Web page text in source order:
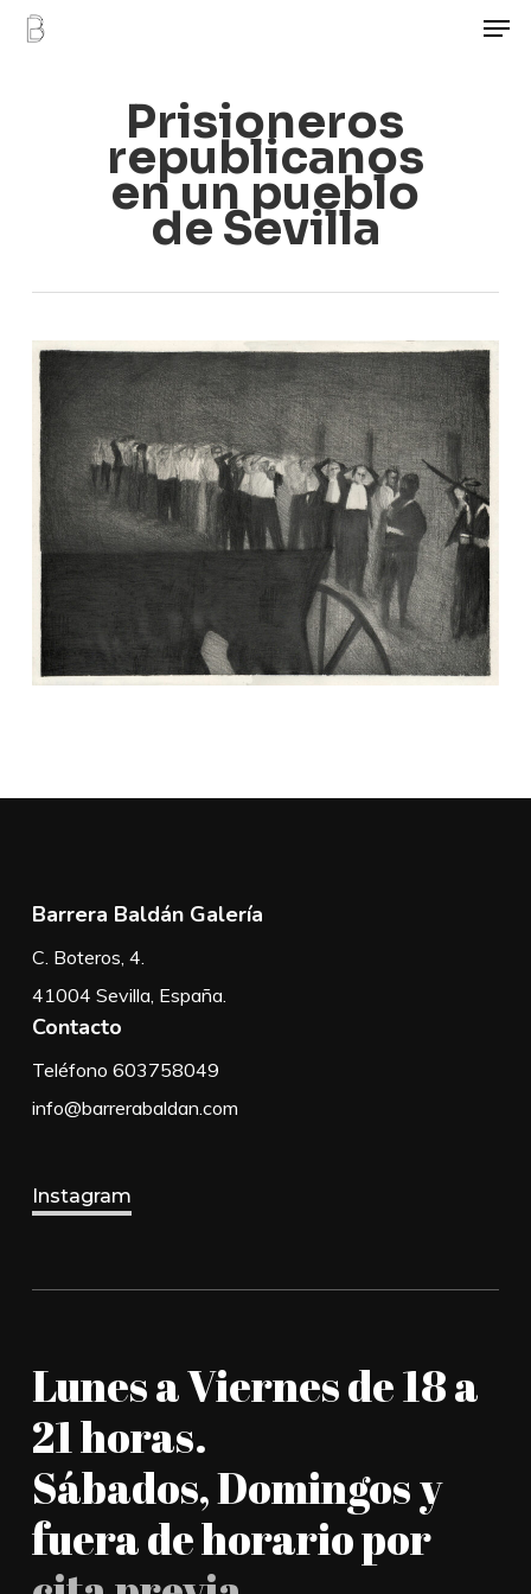
Skip
Prisioneros
republicanos
en un pueblo
de Sevilla
Barrera Baldán Galería
C. Boteros, 4.
41004 Sevilla, España.
Contacto
Teléfono 603758049
info@barrerabaldan.com
Instagram
Lunes a Viernes de 18 a
21 horas.
Sábados, Domingos y
fuera de horario por